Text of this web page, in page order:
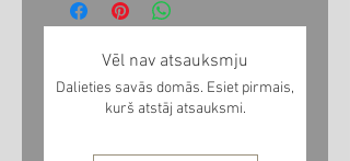
Vēl nav atsauksmju
Dalieties savās domās. Esiet pirmais,
kurš atstāj atsauksmi.